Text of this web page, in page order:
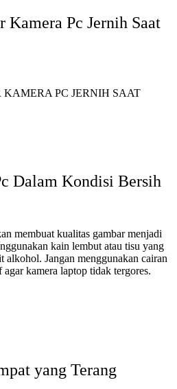
Kamera Pc Jernih Saat
Dalam Kondisi Bersih
membuat kualitas gambar menjadi
kain lembut atau tisu yang
alkohol. Jangan menggunakan cairan
kamera laptop tidak tergores.
yang Terang